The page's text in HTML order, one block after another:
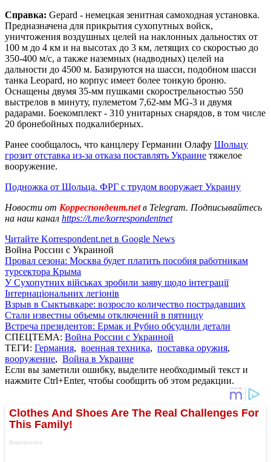
Справка: Gepard - немецкая зенитная самоходная установка.
Предназначена для прикрытия сухопутных войск,
уничтожения воздушных целей на наклонных дальностях от
100 м до 4 км и на высотах до 3 км, летящих со скоростью до
350-400 м/с, а также наземных (надводных) целей на
дальности до 4500 м. Базируются на шасси, подобном шасси
танка Leopard, но корпус имеет более тонкую броню.
Оснащены двумя 35-мм пушками скорострельностью 550
выстрелов в минуту, пулеметом 7,62-мм MG-3 и двумя
радарами. Боекомплект - 310 унитарных снарядов, в том числе
20 бронебойных подкалиберных.
Ранее сообщалось, что канцлеру Германии Олафу Шольцу
грозит отставка из-за отказа поставлять Украине тяжелое
вооружение.
Подножка от Шольца. ФРГ с трудом вооружает Украину
Новости от Корреспондент.netв Telegram. Подписывайтесь
на наш канал https://t.me/korrespondentnet
Читайте Korrespondent.net в Google News
Война России с Украиной
Провал сезона: Москва будет платить пособия работникам
турсектора Крыма
У Сухопутних військах зробили заяву щодо інтеграції
Інтернаціональних легіонів
Взрыв в Сыктывкаре: возросло количество пострадавших
Стали известны объемы отключений в пятницу
Встреча президентов: Ермак и Рубио обсудили детали
СПЕЦТЕМА: Война России с Украиной
ТЕГИ: Германия, военная техника, поставка оружия,
вооружение, Война в Украине
Если вы заметили ошибку, выделите необходимый текст и
нажмите Ctrl+Enter, чтобы сообщить об этом редакции.